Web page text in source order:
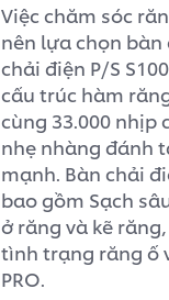
Việc chăm sóc
nên lựa chọn bàn
chải điện P/S
cấu trúc hàm
cùng 33.000
nhẹ nhàng đánh
mạnh. Bàn chải
bao gồm Sạch
ở răng và kẽ
tình trạng răng ố
PRO.